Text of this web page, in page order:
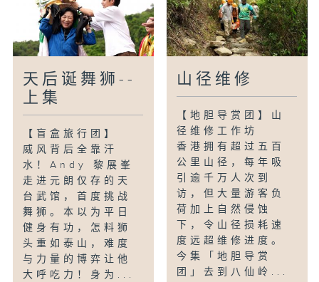
天后诞舞狮--
上集
【盲盒旅行团】
威风背后全靠汗
水！Andy 黎展峯
走进元朗仅存的天
台武馆，首度挑战
舞狮。本以为平日
健身有功，怎料狮
头重如泰山，难度
与力量的博弈让他
大呼吃力！身为...
山径维修
【地胆导赏团】山
径维修工作坊
香港拥有超过五百
公里山径，每年吸
引逾千万人次到
访，但大量游客负
荷加上自然侵蚀
下，令山径损耗速
度远超维修进度。
今集「地胆导赏
团」去到八仙岭...